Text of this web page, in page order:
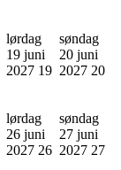
lørdag
19 juni
2027 19
søndag
20 juni
2027 20
lørdag
26 juni
2027 26
søndag
27 juni
2027 27